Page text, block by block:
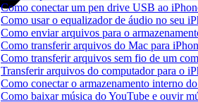
Como conectar um pen drive USB ao
Como usar o equalizador de áudio no seu
Como enviar arquivos para o
Como transferir arquivos do Mac para
Como transferir arquivos sem fio de um
Transferir arquivos do computador para o
Como conectar o armazenamento interno
Como baixar música do YouTube e ouvir